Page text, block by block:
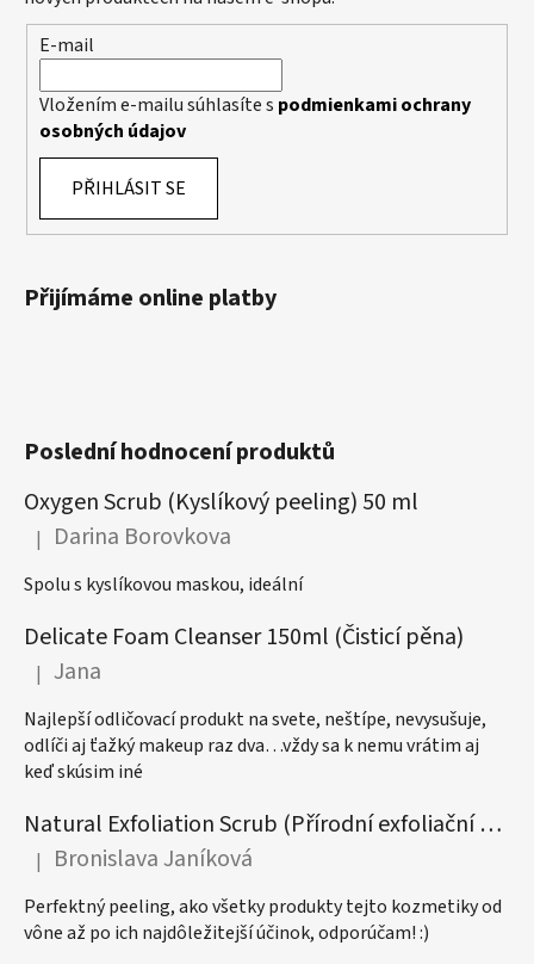
E-mail
Vložením e-mailu súhlasíte s podmienkami ochrany
osobných údajov
PŘIHLÁSIT SE
Přijímáme online platby
Poslední hodnocení produktů
Oxygen Scrub (Kyslíkový peeling) 50 ml
Hodnocení produktu je 5 z 5 hvězdiček.
| Darina Borovkova
Spolu s kyslíkovou maskou, ideální
Delicate Foam Cleanser 150ml (Čisticí pěna)
Hodnocení produktu je 5 z 5 hvězdiček.
| Jana
Najlepší odličovací produkt na svete, neštípe, nevysušuje,
odlíči aj ťažký makeup raz dva…vždy sa k nemu vrátim aj
keď skúsim iné
Natural Exfoliation Scrub (Přírodní exfoliační peeling) 50ml
Hodnocení produktu je 5 z 5 hvězdiček.
| Bronislava Janíková
Perfektný peeling, ako všetky produkty tejto kozmetiky od
vône až po ich najdôležitejší účinok, odporúčam! :)